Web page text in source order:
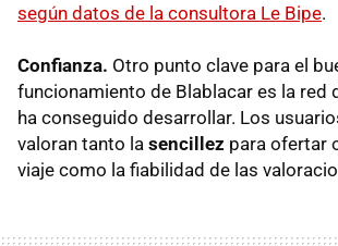
según datos de la consultora Le Bipe.
Confianza. Otro punto clave para el
funcionamiento de Blablacar es la red
ha conseguido desarrollar. Los
valoran tanto la sencillez para ofertar
viaje como la fiabilidad de las